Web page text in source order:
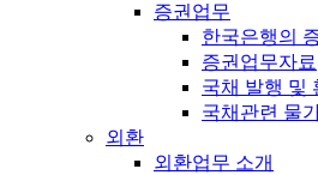
증권업무
한국은행의
증권업무자료
국채 발행 및
국채관련 물
외환
외환업무 소개